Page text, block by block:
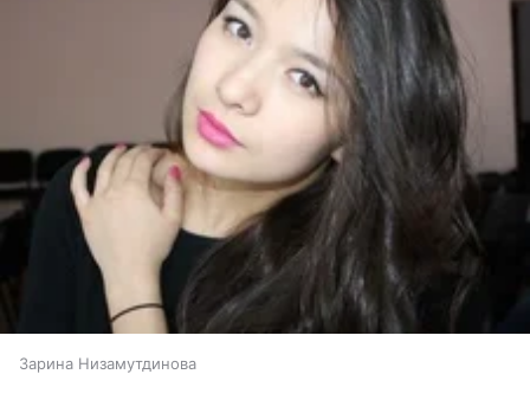
Зарина Низамутдинова